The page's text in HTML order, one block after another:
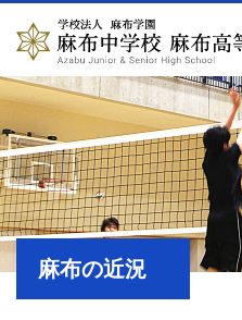
麻布の近況